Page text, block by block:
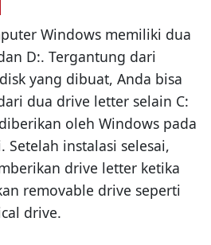
Windows memiliki dua
D:. Tergantung dari
yang dibuat, Anda bisa
dua drive letter selain C:
oleh Windows pada
Setelah instalasi selesai,
drive letter ketika
removable drive seperti
drive.